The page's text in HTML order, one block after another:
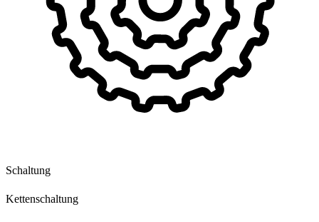
Schaltung
Kettenschaltung